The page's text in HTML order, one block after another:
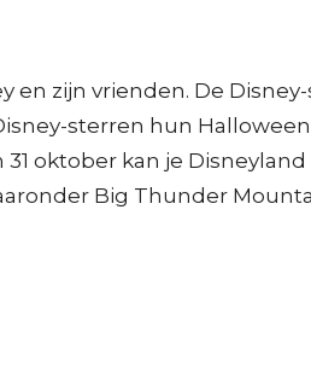
en zijn vrienden. De
sterren hun
oktober kan je
Big Thunder